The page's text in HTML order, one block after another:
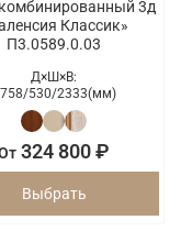
3д
Классик»
П3.0589.0.03
Д×Ш×В:
530/2333(мм)
324 800 ₽
Выбрать